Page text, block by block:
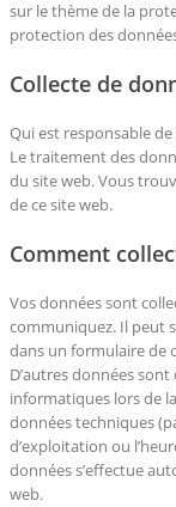
sur le thème de la
protection des
Collecte de
Qui est responsable
Le traitement des
du site web. Vous
de ce site web.
Comment
Vos données sont
communiquez. Il peut
dans un formulaire de
D’autres données
informatiques lors de
données techniques
d’exploitation ou
données s’effectue
web.